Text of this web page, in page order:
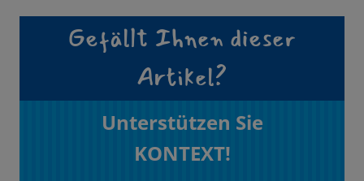
Gefällt Ihnen dieser
Artikel?
Unterstützen Sie
KONTEXT!